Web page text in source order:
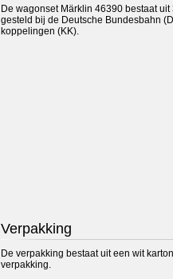
De wagonset Märklin 46390 bestaat
gesteld bij de Deutsche Bundesbahn
koppelingen (KK).
Verpakking
De verpakking bestaat uit een wit
verpakking.